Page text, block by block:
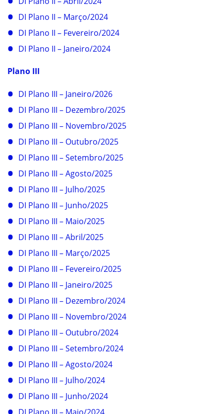
DI Plano II – Março/2024
DI Plano II – Fevereiro/2024
DI Plano II – Janeiro/2024
Plano III
DI Plano III – Janeiro/2026
DI Plano III – Dezembro/2025
DI Plano III – Novembro/2025
DI Plano III – Outubro/2025
DI Plano III – Setembro/2025
DI Plano III – Agosto/2025
DI Plano III – Julho/2025
DI Plano III – Junho/2025
DI Plano III – Maio/2025
DI Plano III – Abril/2025
DI Plano III – Março/2025
DI Plano III – Fevereiro/2025
DI Plano III – Janeiro/2025
DI Plano III – Dezembro/2024
DI Plano III – Novembro/2024
DI Plano III – Outubro/2024
DI Plano III – Setembro/2024
DI Plano III – Agosto/2024
DI Plano III – Julho/2024
DI Plano III – Junho/2024